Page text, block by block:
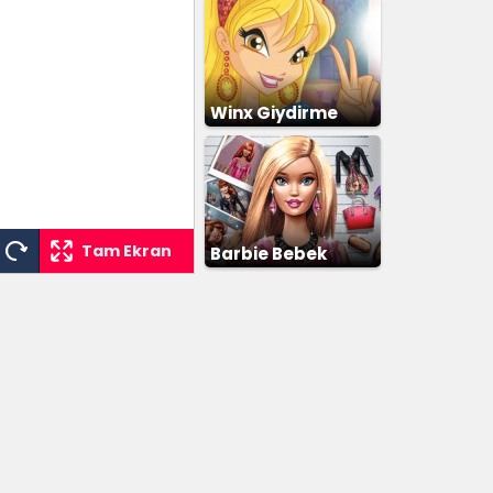
Tam Ekran
Winx Giydirme
Barbie Bebek